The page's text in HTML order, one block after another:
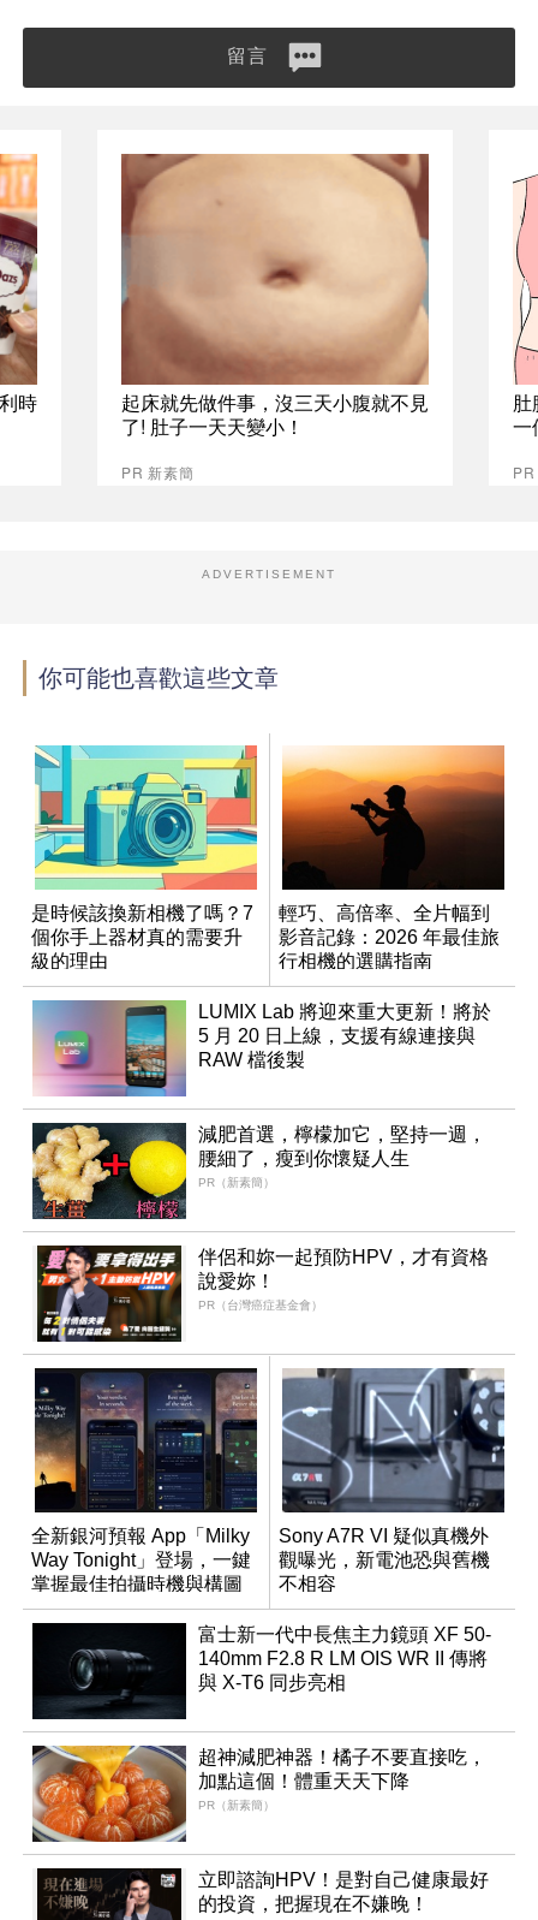
留言
時
起床就先做件事，沒三天小腹就不見
了! 肚子一天天變小！
PR 新素簡
肚
一
ADVERTISEMENT
你可能也喜歡這些文章
是時候該換新相機了嗎？7
個你手上器材真的需要升
級的理由
輕巧、高倍率、全片幅到
影音記錄：2026 年最佳旅
行相機的選購指南
LUMIX Lab 將迎來重大更新！將於
5 月 20 日上線，支援有線連接與
RAW 檔後製
減肥首選，檸檬加它，堅持一週，
腰細了，瘦到你懷疑人生
PR（新素簡）
伴侶和妳一起預防HPV，才有資格
說愛妳！
PR（台灣癌症基金會）
全新銀河預報 App「Milky
Way Tonight」登場，一鍵
掌握最佳拍攝時機與構圖
Sony A7R VI 疑似真機外
觀曝光，新電池恐與舊機
不相容
富士新一代中長焦主力鏡頭 XF 50-
140mm F2.8 R LM OIS WR II 傳將
與 X-T6 同步亮相
超神減肥神器！橘子不要直接吃，
加點這個！體重天天下降
PR（新素簡）
立即諮詢HPV！是對自己健康最好
的投資，把握現在不嫌晚！